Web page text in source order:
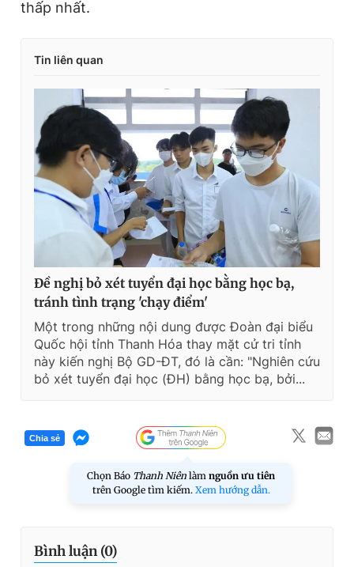
thấp nhất.
Tin liên quan
Đề nghị bỏ xét tuyển đại học bằng học bạ,
tránh tình trạng 'chạy điểm'
Một trong những nội dung được Đoàn đại biểu
Quốc hội tỉnh Thanh Hóa thay mặt cử tri tỉnh
này kiến nghị Bộ GD-ĐT, đó là cần: "Nghiên cứu
bỏ xét tuyển đại học (ĐH) bằng học bạ, bởi...
Chia sẻ
Chọn Báo Thanh Niên làm nguồn ưu tiên
trên Google tìm kiếm. Xem hướng dẫn.
Bình luận (0)